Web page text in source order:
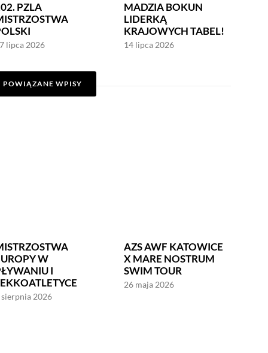
PZLA
lipca 2026
MADZIA BOKUN
LIDERKĄ
KRAJOWYCH TABEL!
14 lipca 2026
POWIĄZANE WPISY
W
I
2026
AZS AWF KATOWICE
X MARE NOSTRUM
SWIM TOUR
26 maja 2026